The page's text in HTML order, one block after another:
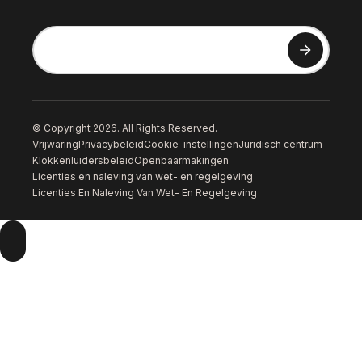
© Copyright 2026. All Rights Reserved.
VrijwaringPrivacybeleidCookie-instellingenJuridisch centrum
KlokkenluidersbeleidOpenbaarmakingen
Licenties en naleving van wet- en regelgeving
Licenties En Naleving Van Wet- En Regelgeving